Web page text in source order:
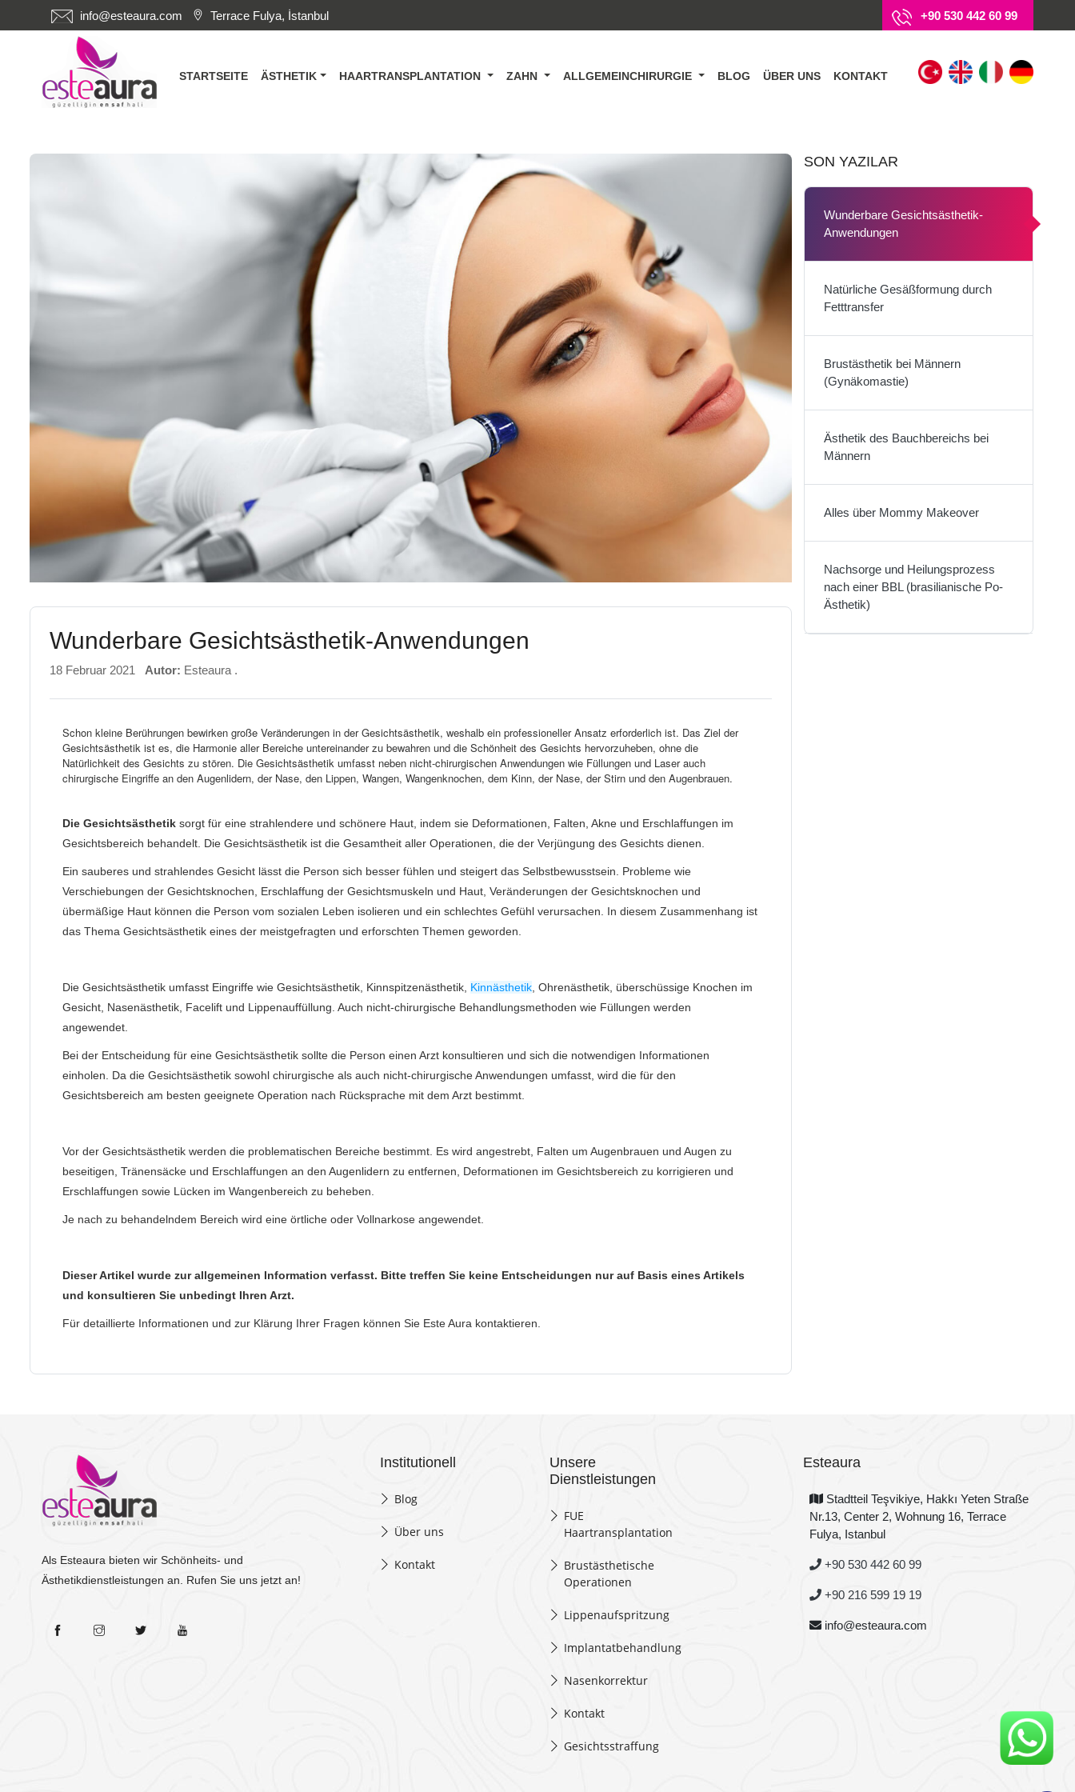
info@esteaura.com Terrace Fulya, İstanbul +90 530 442 60 99
STARTSEITE ÄSTHETIK HAARTRANSPLANTATION ZAHN ALLGEMEINCHIRURGIE BLOG ÜBER UNS KONTAKT
Wunderbare Gesichtsästhetik-Anwendungen
18 Februar 2021 Autor: Esteaura .
Schon kleine Berührungen bewirken große Veränderungen in der Gesichtsästhetik, weshalb ein professioneller Ansatz erforderlich ist. Das Ziel der
Gesichtsästhetik ist es, die Harmonie aller Bereiche untereinander zu bewahren und die Schönheit des Gesichts hervorzuheben, ohne die
Natürlichkeit des Gesichts zu stören. Die Gesichtsästhetik umfasst neben nicht-chirurgischen Anwendungen wie Füllungen und Laser auch
chirurgische Eingriffe an den Augenlidern, der Nase, den Lippen, Wangen, Wangenknochen, dem Kinn, der Nase, der Stirn und den Augenbrauen.
Die Gesichtsästhetik sorgt für eine strahlendere und schönere Haut, indem sie Deformationen, Falten, Akne und Erschlaffungen im
Gesichtsbereich behandelt. Die Gesichtsästhetik ist die Gesamtheit aller Operationen, die der Verjüngung des Gesichts dienen.
Ein sauberes und strahlendes Gesicht lässt die Person sich besser fühlen und steigert das Selbstbewusstsein. Probleme wie
Verschiebungen der Gesichtsknochen, Erschlaffung der Gesichtsmuskeln und Haut, Veränderungen der Gesichtsknochen und
übermäßige Haut können die Person vom sozialen Leben isolieren und ein schlechtes Gefühl verursachen. In diesem Zusammenhang ist
das Thema Gesichtsästhetik eines der meistgefragten und erforschten Themen geworden.
Die Gesichtsästhetik umfasst Eingriffe wie Gesichtsästhetik, Kinnspitzenästhetik, Kinnästhetik , Ohrenästhetik, überschüssige Knochen im
Gesicht, Nasenästhetik, Facelift und Lippenauffüllung. Auch nicht-chirurgische Behandlungsmethoden wie Füllungen werden
angewendet.
Bei der Entscheidung für eine Gesichtsästhetik sollte die Person einen Arzt konsultieren und sich die notwendigen Informationen
einholen. Da die Gesichtsästhetik sowohl chirurgische als auch nicht-chirurgische Anwendungen umfasst, wird die für den
Gesichtsbereich am besten geeignete Operation nach Rücksprache mit dem Arzt bestimmt.
Vor der Gesichtsästhetik werden die problematischen Bereiche bestimmt. Es wird angestrebt, Falten um Augenbrauen und Augen zu
beseitigen, Tränensäcke und Erschlaffungen an den Augenlidern zu entfernen, Deformationen im Gesichtsbereich zu korrigieren und
Erschlaffungen sowie Lücken im Wangenbereich zu beheben.
Je nach zu behandelndem Bereich wird eine örtliche oder Vollnarkose angewendet.
Dieser Artikel wurde zur allgemeinen Information verfasst. Bitte treffen Sie keine Entscheidungen nur auf Basis eines Artikels
und konsultieren Sie unbedingt Ihren Arzt.
Für detaillierte Informationen und zur Klärung Ihrer Fragen können Sie Este Aura kontaktieren.
SON YAZILAR
Wunderbare Gesichtsästhetik-
Anwendungen
Natürliche Gesäßformung durch
Fetttransfer
Brustästhetik bei Männern
(Gynäkomastie)
Ästhetik des Bauchbereichs bei
Männern
Alles über Mommy Makeover
Nachsorge und Heilungsprozess
nach einer BBL (brasilianische Po-
Ästhetik)
Als Esteaura bieten wir Schönheits- und
Ästhetikdienstleistungen an. Rufen Sie uns jetzt an!
Institutionell
Blog
Über uns
Kontakt
Unsere
Dienstleistungen
FUE
Haartransplantation
Brustästhetische
Operationen
Lippenaufspritzung
Implantatbehandlung
Nasenkorrektur
Kontakt
Gesichtsstraffung
Esteaura
Stadtteil Teşvikiye, Hakkı Yeten Straße
Nr.13, Center 2, Wohnung 16, Terrace
Fulya, Istanbul
+90 530 442 60 99
+90 216 599 19 19
info@esteaura.com